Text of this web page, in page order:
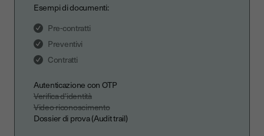
Esempi di documenti:
Pre-contratti
Preventivi
Contratti
Autenticazione con OTP
Verifica d'identità
Video riconoscimento
Dossier di prova (Audit trail)